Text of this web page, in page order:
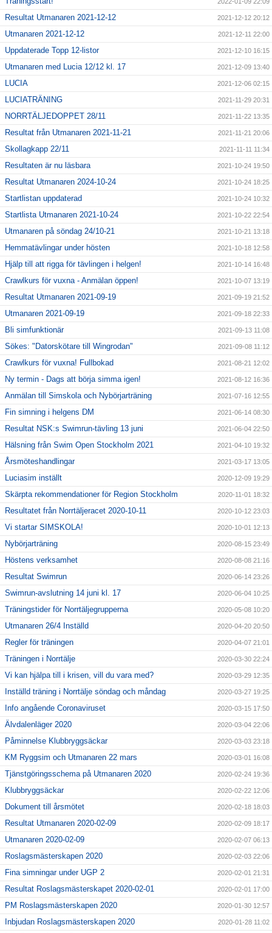
2022-01-09 22:09
Resultat Utmanaren 2021-12-12 2021-12-12 20:12
Utmanaren 2021-12-12 2021-12-11 22:00
Uppdaterade Topp 12-listor 2021-12-10 16:15
Utmanaren med Lucia 12/12 kl. 17 2021-12-09 13:40
LUCIA 2021-12-06 02:15
LUCIATRÄNING 2021-11-29 20:31
NORRTÄLJEDOPPET 28/11 2021-11-22 13:35
Resultat från Utmanaren 2021-11-21 2021-11-21 20:06
Skollagkapp 22/11 2021-11-11 11:34
Resultaten är nu läsbara 2021-10-24 19:50
Resultat Utmanaren 2024-10-24 2021-10-24 18:25
Startlistan uppdaterad 2021-10-24 10:32
Startlista Utmanaren 2021-10-24 2021-10-22 22:54
Utmanaren på söndag 24/10-21 2021-10-21 13:18
Hemmatävlingar under hösten 2021-10-18 12:58
Hjälp till att rigga för tävlingen i helgen! 2021-10-14 16:48
Crawlkurs för vuxna - Anmälan öppen! 2021-10-07 13:19
Resultat Utmanaren 2021-09-19 2021-09-19 21:52
Utmanaren 2021-09-19 2021-09-18 22:33
Bli simfunktionär 2021-09-13 11:08
Sökes: "Datorskötare till Wingrodan" 2021-09-08 11:12
Crawlkurs för vuxna! Fullbokad 2021-08-21 12:02
Ny termin - Dags att börja simma igen! 2021-08-12 16:36
Anmälan till Simskola och Nybörjarträning 2021-07-16 12:55
Fin simning i helgens DM 2021-06-14 08:30
Resultat NSK:s Swimrun-tävling 13 juni 2021-06-04 22:50
Hälsning från Swim Open Stockholm 2021 2021-04-10 19:32
Årsmöteshandlingar 2021-03-17 13:05
Luciasim inställt 2020-12-09 19:29
Skärpta rekommendationer för Region Stockholm 2020-11-01 18:32
Resultatet från Norrtäljeracet 2020-10-11 2020-10-12 23:03
Vi startar SIMSKOLA! 2020-10-01 12:13
Nybörjarträning 2020-08-15 23:49
Höstens verksamhet 2020-08-08 21:16
Resultat Swimrun 2020-06-14 23:26
Swimrun-avslutning 14 juni kl. 17 2020-06-04 10:25
Träningstider för Norrtäljegrupperna 2020-05-08 10:20
Utmanaren 26/4 Inställd 2020-04-20 20:50
Regler för träningen 2020-04-07 21:01
Träningen i Norrtälje 2020-03-30 22:24
Vi kan hjälpa till i krisen, vill du vara med? 2020-03-29 12:35
Inställd träning i Norrtälje söndag och måndag 2020-03-27 19:25
Info angående Coronaviruset 2020-03-15 17:50
Älvdalenläger 2020 2020-03-04 22:06
Påminnelse Klubbryggsäckar 2020-03-03 23:18
KM Ryggsim och Utmanaren 22 mars 2020-03-01 16:08
Tjänstgöringsschema på Utmanaren 2020 2020-02-24 19:36
Klubbryggsäckar 2020-02-22 12:06
Dokument till årsmötet 2020-02-18 18:03
Resultat Utmanaren 2020-02-09 2020-02-09 18:17
Utmanaren 2020-02-09 2020-02-07 06:13
Roslagsmästerskapen 2020 2020-02-03 22:06
Fina simningar under UGP 2 2020-02-01 21:31
Resultat Roslagsmästerskapet 2020-02-01 2020-02-01 17:00
PM Roslagsmästerskapen 2020 2020-01-30 12:57
Inbjudan Roslagsmästerskapen 2020 2020-01-28 11:02